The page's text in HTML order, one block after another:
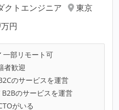
クトエンジニア
東京
万円
一部リモート可
者歓迎
のサービスを運営
B2Bのサービスを運営
がいる